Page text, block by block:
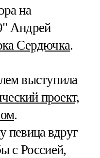
на
Андрей
Сердючка.
выступила
проект,
.
певица вдруг
с Россией,